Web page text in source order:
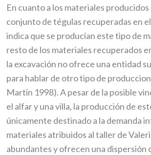
En cuanto a los materiales producidos
conjunto de tégulas recuperadas en
indica que se producían este tipo de
resto de los materiales recuperados
la excavación no ofrece una entidad
para hablar de otro tipo de
Martín 1998). A pesar de la posible
el alfar y una villa, la producción de
únicamente destinado a la demanda
materiales atribuidos al taller de
abundantes y ofrecen una dispersión